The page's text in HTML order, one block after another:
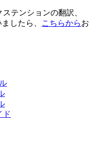
テンションの翻訳、
したら、
こちらからお
ド